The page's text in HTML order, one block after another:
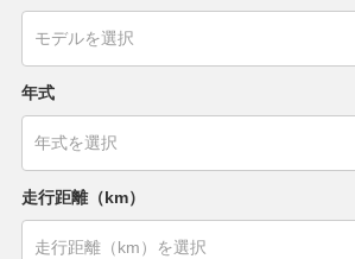
年式
走行距離（km）